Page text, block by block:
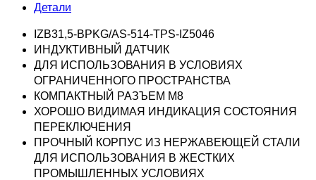
Детали
IZB31,5-BPKG/AS-514-TPS-IZ5046
ИНДУКТИВНЫЙ ДАТЧИК
ДЛЯ ИСПОЛЬЗОВАНИЯ В УСЛОВИЯХ
ОГРАНИЧЕННОГО ПРОСТРАНСТВА
КОМПАКТНЫЙ РАЗЪЕМ M8
ХОРОШО ВИДИМАЯ ИНДИКАЦИЯ СОСТОЯНИЯ
ПЕРЕКЛЮЧЕНИЯ
ПРОЧНЫЙ КОРПУС ИЗ НЕРЖАВЕЮЩЕЙ СТАЛИ
ДЛЯ ИСПОЛЬЗОВАНИЯ В ЖЕСТКИХ
ПРОМЫШЛЕННЫХ УСЛОВИЯХ